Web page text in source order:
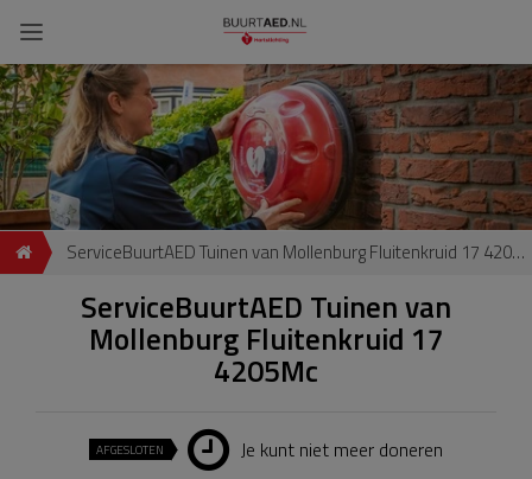
ServiceBuurtAED Tuinen van Mollenburg Fluitenkruid 17 4205Mc
ServiceBuurtAED Tuinen van
Mollenburg Fluitenkruid 17
4205Mc
AFGESLOTEN Je kunt niet meer doneren